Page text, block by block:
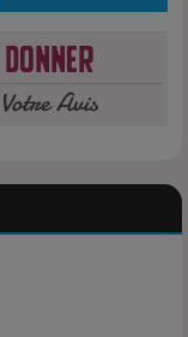
Donner
Votre Avis